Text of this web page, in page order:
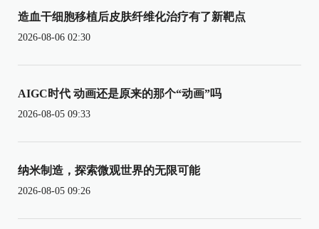
造血干细胞移植后皮肤纤维化治疗有了新靶点
2026-08-06 02:30
AIGC时代 动画还是原来的那个“动画”吗
2026-08-05 09:33
纳米制造，探索微观世界的无限可能
2026-08-05 09:26